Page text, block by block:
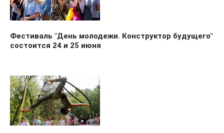
Фестиваль "День молодежи. Конструктор будущего"
состоится 24 и 25 июня